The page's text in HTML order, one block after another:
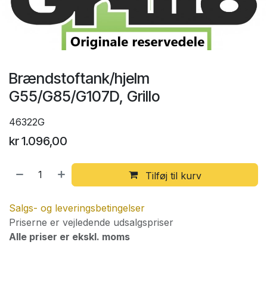
Brændstoftank/hjelm
G55/G85/G107D, Grillo
46322G
kr1.096,00
Tilføj til kurv
Salgs- og leveringsbetingelser
Priserne er vejledende udsalgspriser
Alle priser er ekskl. moms